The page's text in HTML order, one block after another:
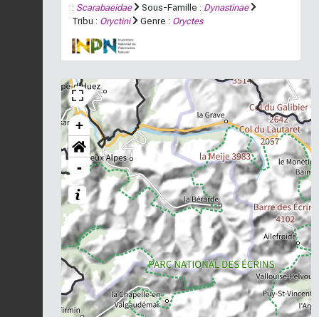
: Scarabaeidae Sous-Famille : Dynastinae
Tribu : Oryctini Genre : Oryctes
+
-